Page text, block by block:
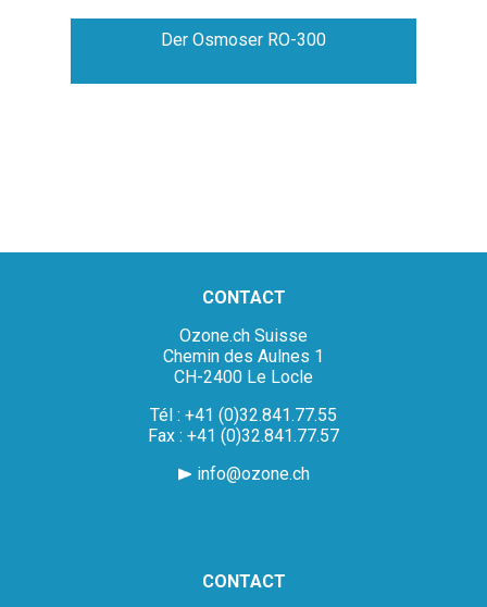
Der Osmoser RO-300
CONTACT
Ozone.ch Suisse
Chemin des Aulnes 1
CH-2400 Le Locle
Tél : +41 (0)32.841.77.55
Fax : +41 (0)32.841.77.57
info@ozone.ch
CONTACT